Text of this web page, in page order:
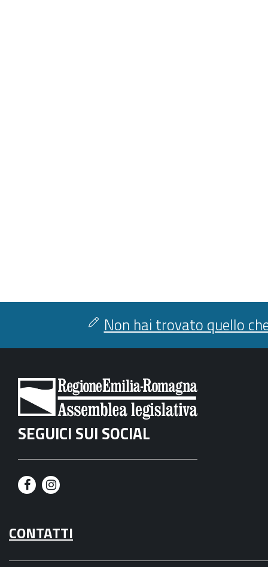
Non hai trovato quello
SEGUICI SUI SOCIAL
F
c
e
I
s
t
CONTATTI